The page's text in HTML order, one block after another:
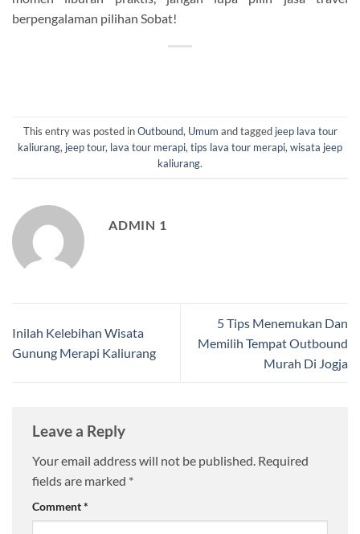
berpengalaman pilihan Sobat!
This entry was posted inOutbound, Umum and tagged jeep lava tour
kaliurang, jeep tour, lava tour merapi, tips lava tour merapi, wisata jeep
kaliurang.
ADMIN 1
Inilah Kelebihan Wisata
Gunung Merapi Kaliurang
5 Tips Menemukan Dan
Memilih Tempat Outbound
Murah Di Jogja
Leave a Reply
Your email address will not be published. Required
fields are marked *
Comment*